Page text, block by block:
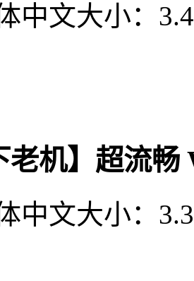
中文大小：
老机】超流
中文大小：